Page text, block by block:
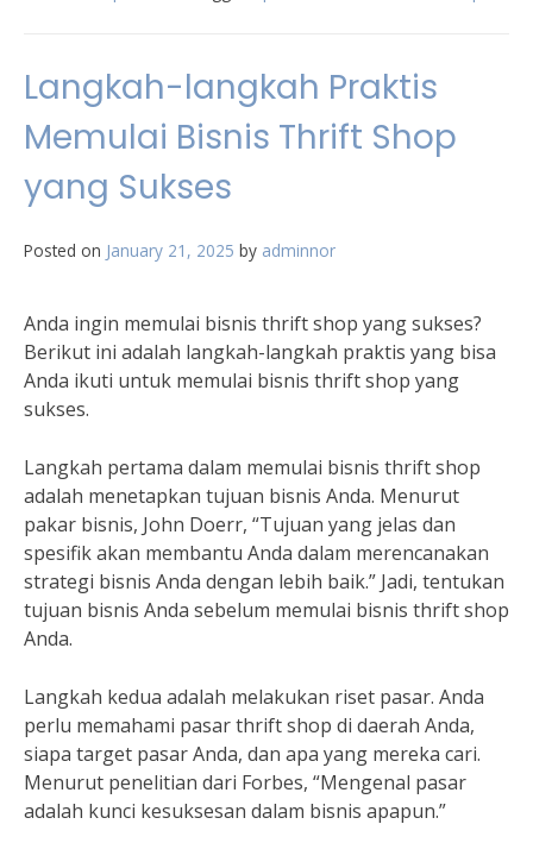
Langkah-langkah Praktis
Memulai Bisnis Thrift Shop
yang Sukses
Posted on January 21, 2025 by adminnor
Anda ingin memulai bisnis thrift shop yang sukses?
Berikut ini adalah langkah-langkah praktis yang bisa
Anda ikuti untuk memulai bisnis thrift shop yang
sukses.
Langkah pertama dalam memulai bisnis thrift shop
adalah menetapkan tujuan bisnis Anda. Menurut
pakar bisnis, John Doerr, “Tujuan yang jelas dan
spesifik akan membantu Anda dalam merencanakan
strategi bisnis Anda dengan lebih baik.” Jadi, tentukan
tujuan bisnis Anda sebelum memulai bisnis thrift shop
Anda.
Langkah kedua adalah melakukan riset pasar. Anda
perlu memahami pasar thrift shop di daerah Anda,
siapa target pasar Anda, dan apa yang mereka cari.
Menurut penelitian dari Forbes, “Mengenal pasar
adalah kunci kesuksesan dalam bisnis apapun.”